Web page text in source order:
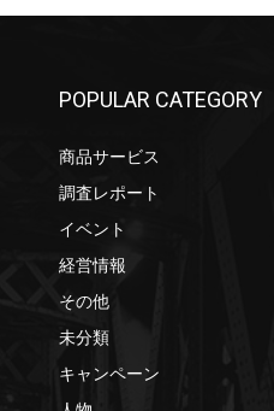
POPULAR CATEGORY
商品サービス
調査レポート
イベント
経営情報
その他
未分類
キャンペーン